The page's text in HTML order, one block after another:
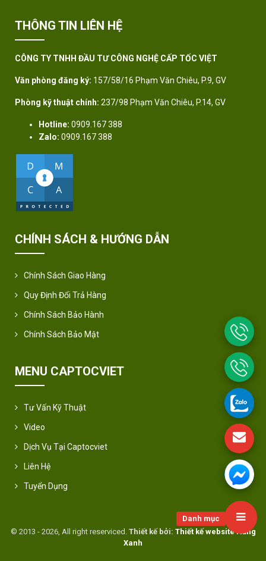
THÔNG TIN LIÊN HỆ
CÔNG TY TNHH ĐẦU TƯ CÔNG NGHỆ CẤP TỐC VIỆT
Văn phòng đăng ký: 157/58/16 Phạm Văn Chiêu, P.9, GV
Phòng kỹ thuật chính: 237/98 Phạm Văn Chiêu, P.14, GV
Hotline: 0909.167 388
Zalo: 0909.167 388
CHÍNH SÁCH & HƯỚNG DẪN
Chính Sách Giao Hàng
Quy Định Đổi Trả Hàng
Chính Sách Bảo Hành
Chính Sách Bảo Mật
MENU CAPTOCVIET
Tư Vấn Kỹ Thuật
Video
Dịch Vụ Tại Captocviet
Liên Hệ
Tuyển Dụng
© 2013 - 2026, All right reserviced. Thiết kế bởi: Thiết kế website Nắng
Xanh
Danh mục